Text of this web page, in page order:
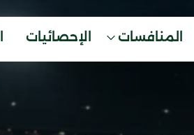
المنافسات الإحصائيات